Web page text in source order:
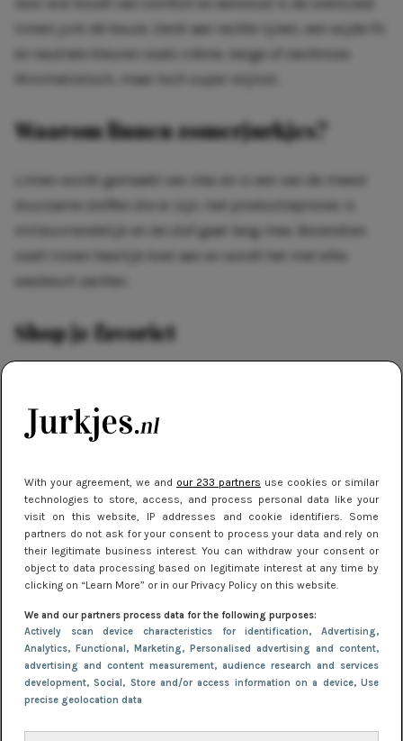
With your agreement, we and our 233 partners use cookies or similar
technologies to store, access, and process personal data like your
visit on this website, IP addresses and cookie identifiers. Some
partners do not ask for your consent to process your data and rely on
their legitimate business interest. You can withdraw your consent or
object to data processing based on legitimate interest at any time by
clicking on “Learn More” or in our Privacy Policy on this website.
We and our partners process data for the following purposes:
Actively scan device characteristics for identification, Advertising,
Analytics, Functional, Marketing, Personalised advertising and content,
advertising and content measurement, audience research and services
development, Social, Store and/or access information on a device, Use
precise geolocation data
linnen jurk dé keuze. Denk aan rechte lijnen, een wijde fit
en neutrale kleuren zoals crème, beige of zachtroze.
Minimalistisch, maar toch super stijlvol.
Waarom linnen zomerjurkjes?
Linnen wordt gemaakt van vlas en is een van de meest
milieuvriendelijk en de stof gaat lang mee. Bovendien
voelt linnen heerlijk koel aan en wordt het met elke
Shop je favoriet
moderne, minimalistische look: met een linnen
zomerjurk zit je altijd goed. Je shopt de mooiste
& Other Stories
ARKET
H&M
Mango
Nederlandse boetieks die inzetten op slow fashion
Conclusie:
Al met al, in 2025 zijn linnen zomerjurkjes niet alleen een
slimme keuze, maar vooral ook een stijlvolle. Dus, of je
nu gaat voor casual chic of beach-ready: het linnen